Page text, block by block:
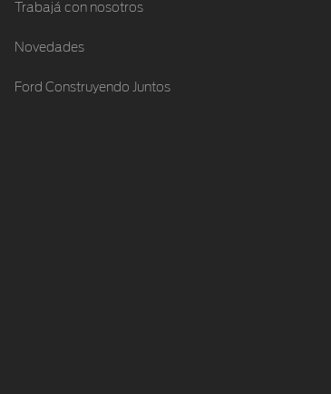
Trabajá con nosotros
Novedades
Ford Construyendo Juntos